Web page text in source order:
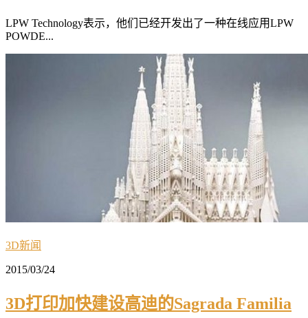
LPW Technology表示，他们已经开发出了一种在线应用LPW
POWDE...
3D新闻
2015/03/24
3D打印加快建设高迪的Sagrada Familia